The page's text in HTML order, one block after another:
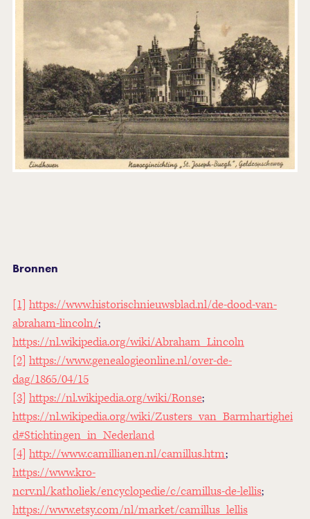
Bronnen
[1] https://www.historischnieuwsblad.nl/de-dood-van-
abraham-lincoln/;
https://nl.wikipedia.org/wiki/Abraham_Lincoln
[2] https://www.genealogieonline.nl/over-de-
dag/1865/04/15
[3] https://nl.wikipedia.org/wiki/Ronse;
https://nl.wikipedia.org/wiki/Zusters_van_Barmhartighei
d#Stichtingen_in_Nederland
[4] http://www.camillianen.nl/camillus.htm;
https://www.kro-
ncrv.nl/katholiek/encyclopedie/c/camillus-de-lellis;
https://www.etsy.com/nl/market/camillus_lellis